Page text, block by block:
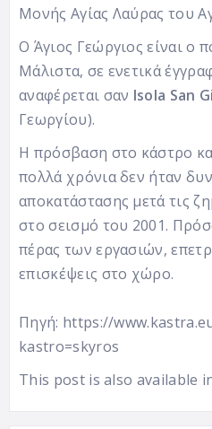
Μονής Αγίας Λαύρας του
Ο Άγιος Γεώργιος είναι ο
Μάλιστα, σε ενετικά
αναφέρεται σαν Isola San
Γεωργίου).
Η πρόσβαση στο κάστρο
πολλά χρόνια δεν ήταν
αποκατάστασης μετά τις
στο σεισμό του 2001.
πέρας των εργασιών,
επισκέψεις στο χώρο.
Πηγή: https://
kastro=skyros
This post is also available